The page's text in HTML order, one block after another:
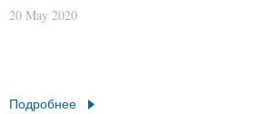
20 May 2020
Подробнее